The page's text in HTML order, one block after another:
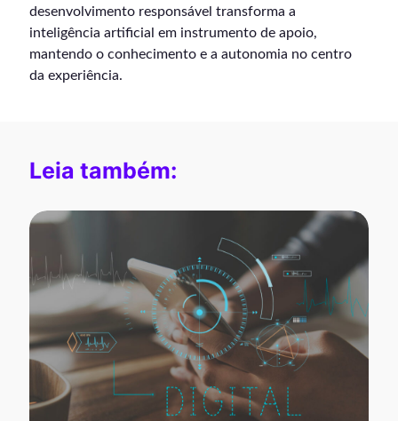
desenvolvimento responsável transforma a
inteligência artificial em instrumento de apoio,
mantendo o conhecimento e a autonomia no centro
da experiência.
Leia também: